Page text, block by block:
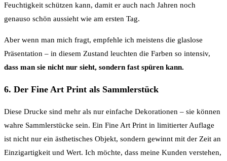
Feuchtigkeit schützen kann, damit er auch nach Jahren noch
genauso schön aussieht wie am ersten Tag.
Aber wenn man mich fragt, empfehle ich meistens die glaslose
Präsentation – in diesem Zustand leuchten die Farben so intensiv,
dass man sie nicht nur sieht, sondern fast spüren kann.
6. Der Fine Art Print als Sammlerstück
Diese Drucke sind mehr als nur einfache Dekorationen – sie können
wahre Sammlerstücke sein. Ein Fine Art Print in limitierter Auflage
ist nicht nur ein ästhetisches Objekt, sondern gewinnt mit der Zeit an
Einzigartigkeit und Wert. Ich möchte, dass meine Kunden verstehen,